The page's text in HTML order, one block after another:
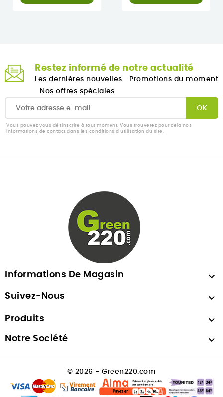
Restez informé de notre actualité
Les dernières nouvelles
Promotions du moment
Nos offres spéciales
Vous pouvez vous désinscrire à tout moment. Vous trouverez pour cela nos
informations de contact dans les conditions d'utilisation du site.
Informations De Magasin 
Suivez-Nous 
Produits 
Notre Société 
© 2026 - Green220.com